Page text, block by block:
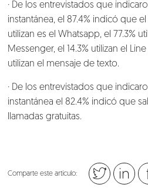
· De los entrevistados que
instantánea, el 87.4% indicó que
utilizan es el Whatsapp, el 77.3%
Messenger, el 14.3% utilizan el
utilizan el mensaje de texto.
· De los entrevistados que
instantánea el 82.4% indicó que
llamadas gratuitas.
Comparte este artículo: